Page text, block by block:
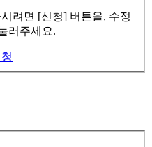
려면 [신청] 버튼을, 수정
러주세요.